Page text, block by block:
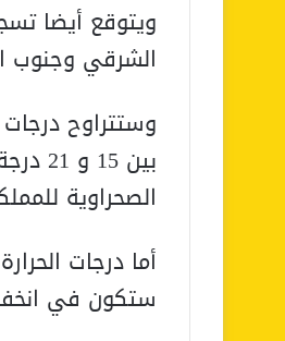
ويتوقع أيضا
الشرقي وجنوب
بين
الصحراوية للمملكة، وما بين 10
أما درجات
ستكون في